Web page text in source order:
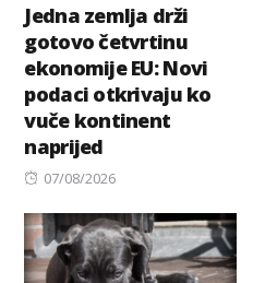
Jedna zemlja drži
gotovo četvrtinu
ekonomije EU: Novi
podaci otkrivaju ko
vuče kontinent
naprijed
Posted
07/08/2026